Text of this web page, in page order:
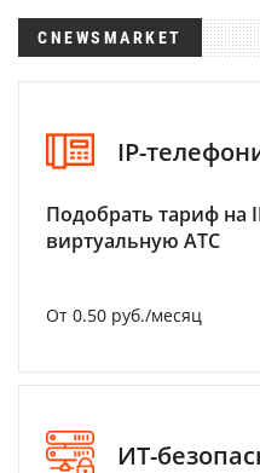
CNEWSMARKET
IP-
Подобрать тариф на
виртуальную АТС
От 0.50 руб./месяц
ИТ-